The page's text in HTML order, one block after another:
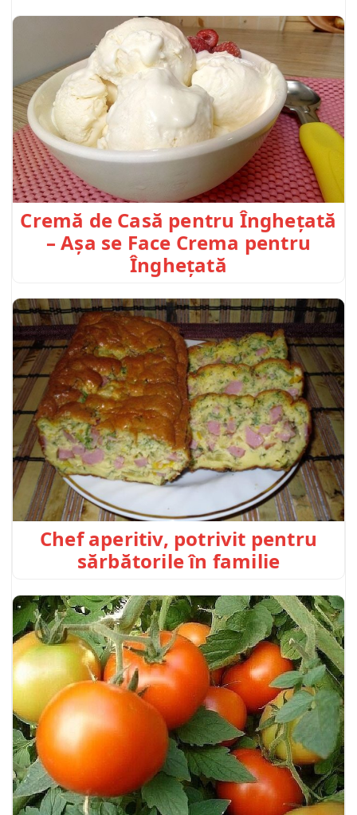
Cremă de Casă pentru Înghețată
– Așa se Face Crema pentru
Înghețată
Chef aperitiv, potrivit pentru
sărbătorile în familie